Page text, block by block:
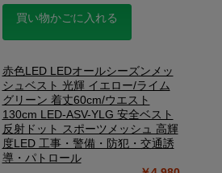
買い物かごに入れる
赤色LED LEDオールシーズンメッ
シュベスト 光輝 イエロー/ライム
グリーン 着丈60cm/ウエスト
130cm LED-ASV-YLG 安全ベスト
反射ドット スポーツメッシュ 高輝
度LED 工事・警備・防犯・交通誘
導・パトロール